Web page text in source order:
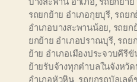
รถยกย้าย อำเภอกุยบุรี, รถย
อำเภอบางสะพานน้อย รถยก
ยกย้าย อำเภอปราณบุรี, รถย
ย้าย อำเภอเมืองประจวบคีรีขั
ย้ายรับจ้างทุกตำบลในจังหวั
อำเภอหัวหิน, รถยกรถบัลเลต์